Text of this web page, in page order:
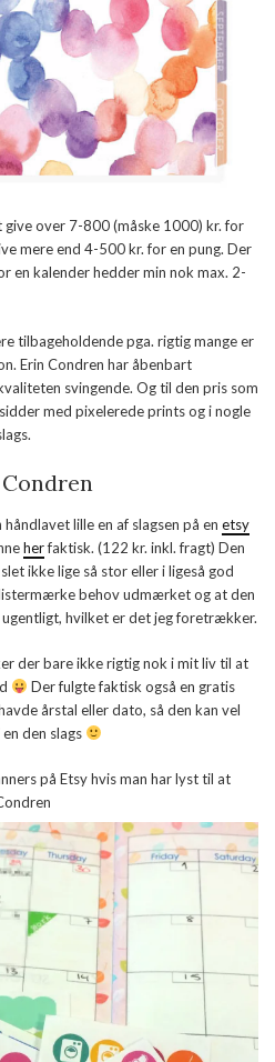
over 7-800 (måske 1000) kr. for
mere end 4-500 kr. for en pung. Der
en kalender hedder min nok max. 2-
tilbageholdende pga. rigtig mange er
Erin Condren har åbenbart
svingende. Og til den pris som
med pixelerede prints og i nogle
lille en af slagsen på en etsy
herfaktisk. (122 kr. inkl. fragt) Den
ikke lige så stor eller i ligeså god
behov udmærket og at den
hvilket er det jeg foretrækker.
der bare ikke rigtig nok i mit liv til at
Der fulgte faktisk også en gratis
årstal eller dato, så den kan vel
den slags
på Etsy hvis man har lyst til at